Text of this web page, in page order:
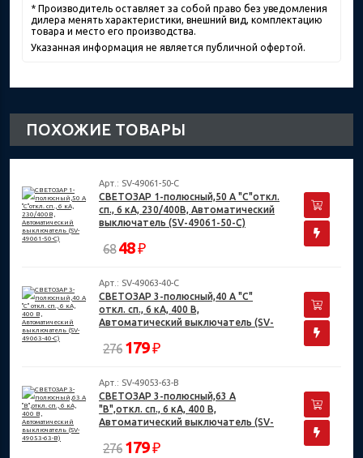
* Производитель оставляет за собой право без уведомления
дилера менять характеристики, внешний вид, комплектацию
товара и место его производства.
Указанная информация не является публичной офертой.
ПОХОЖИЕ ТОВАРЫ
Арт.: SV-49061-50-C
СВЕТОЗАР 1-полюсный,50 A "C"откл.
сп., 6 кА, 230/400В, Автоматический
выключатель (SV-49061-50-C)
68 48₽
Арт.: SV-49063-40-C
СВЕТОЗАР 3-полюсный,40 A "C"
откл. сп., 6 кА, 400 В,
Автоматический выключатель (SV-
276 179₽
Арт.: SV-49053-63-B
СВЕТОЗАР 3-полюсный,63 A
"B",откл. сп., 6 кА, 400 В,
Автоматический выключатель (SV-
276 179₽